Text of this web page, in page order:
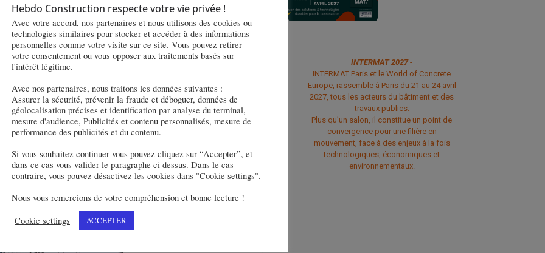
à Hambach. La région affiche sa volontée de maintenir sa
2 à Hambach (57), en Grand Est, la plus grande usine
La Gigafactory aura une activité dite « net
ainsi à la transition environnementale du territoire.
des instituts européens, est également prévue à terme
INTERMAT 2027-
INTERMAT Paris et le World of Concrete
Europe, rassemble à Paris du 21 au 24 avril
2027, tous les acteurs du bâtiment et des
travaux publics.
Plus qu’un salon, il constitue un point de
convergence pour une filière en
mouvement, face à des enjeux à la fois
technologiques, économiques et
environnementaux.
Hebdo Construction respecte votre vie privée !
Avec votre accord, nos partenaires et nous utilisons des cookies ou
technologies similaires pour stocker et accéder à des informations
personnelles comme votre visite sur ce site. Vous pouvez retirer
votre consentement ou vous opposer aux traitements basés sur
l'intérêt légitime.
Avec nos partenaires, nous traitons les données suivantes :
Assurer la sécurité, prévenir la fraude et déboguer, données de
géolocalisation précises et identification par analyse du terminal,
mesure d'audience, Publicités et contenu personnalisés, mesure de
performance des publicités et du contenu.
Si vous souhaitez continuer vous pouvez cliquez sur “Accepter”, et
dans ce cas vous valider le paragraphe ci dessus. Dans le cas
contraire, vous pouvez désactivez les cookies dans "Cookie settings".
Nous vous remercions de votre compréhension et bonne lecture !
Cookie settings
ACCEPTER